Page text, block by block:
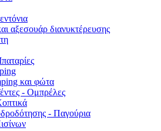
αξεσουάρ διανυκτέρευσης
και φώτα
- Ομπρέλες
- Παγούρια